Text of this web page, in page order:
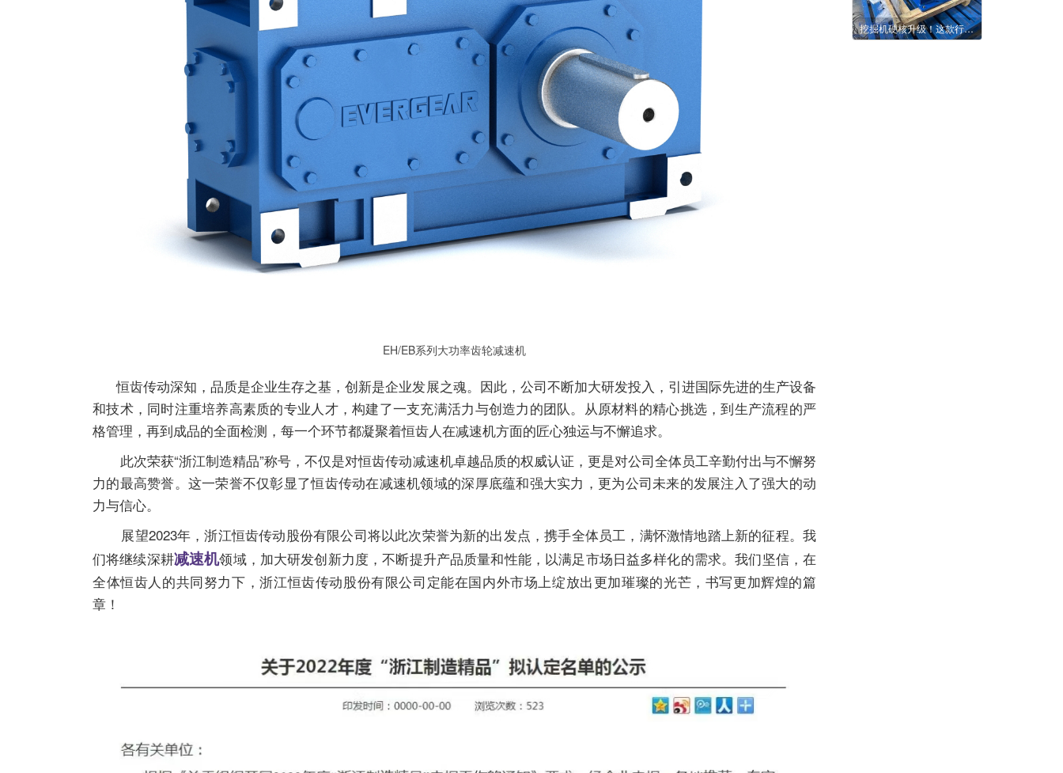
EH/EB系列大功率齿轮减速机
恒齿传动深知，品质是企业生存之基，创新是企业发展之魂。因此，公司不断加大研发投入，引进国际先进的生产设备
和技术，同时注重培养高素质的专业人才，构建了一支充满活力与创造力的团队。从原材料的精心挑选，到生产流程的严
格管理，再到成品的全面检测，每一个环节都凝聚着恒齿人在减速机方面的匠心独运与不懈追求。
此次荣获“浙江制造精品”称号，不仅是对恒齿传动减速机卓越品质的权威认证，更是对公司全体员工辛勤付出与不懈努
力的最高赞誉。这一荣誉不仅彰显了恒齿传动在减速机领域的深厚底蕴和强大实力，更为公司未来的发展注入了强大的动
力与信心。
展望2023年，浙江恒齿传动股份有限公司将以此次荣誉为新的出发点，携手全体员工，满怀激情地踏上新的征程。我
们将继续深耕减速机领域，加大研发创新力度，不断提升产品质量和性能，以满足市场日益多样化的需求。我们坚信，在
全体恒齿人的共同努力下，浙江恒齿传动股份有限公司定能在国内外市场上绽放出更加璀璨的光芒，书写更加辉煌的篇
章！
挖掘机硬核升级！这款行星减速机太适配工况